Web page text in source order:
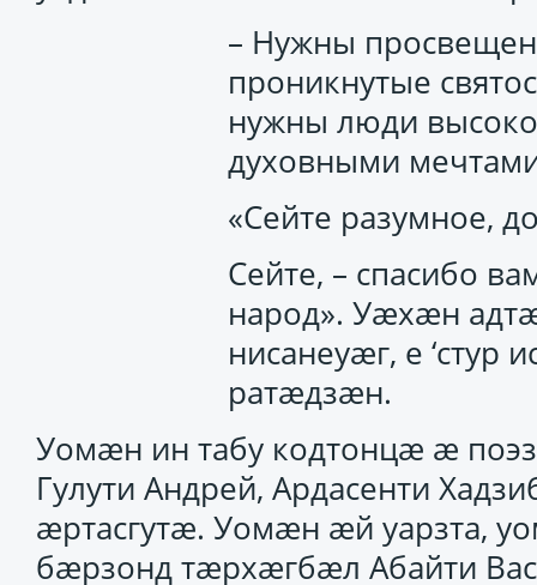
– Нужны
проникнутые
нужны люди
духовными
«Сейте разумное,
Сейте, – спасибо
народ». Уӕхӕн
нисанеуӕг, е ‘стур
ратӕдзӕн.
Уомӕн ин табу кодтонцӕ ӕ
Гулути Андрей, Ардасенти
ӕртасгутӕ. Уомӕн ӕй уарзта,
бӕрзонд тӕрхӕгбӕл Абайти